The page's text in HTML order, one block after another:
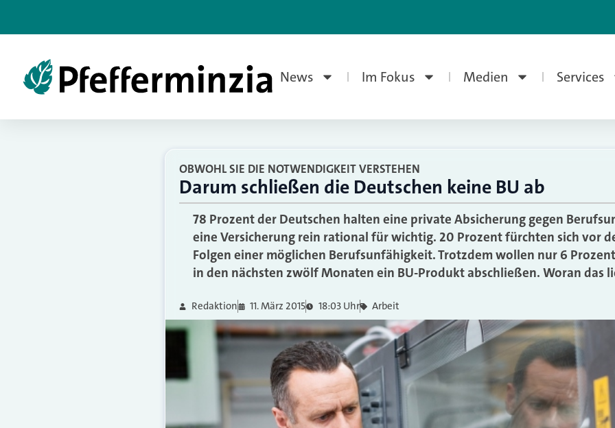
News Im Fokus Medien Services
OBWOHL SIE DIE NOTWENDIGKEIT VERSTEHEN
Darum schließen die Deutschen keine BU ab
78 Prozent der Deutschen halten eine private Absicherung gegen
eine Versicherung rein rational für wichtig. 20 Prozent fürchten sich vor
Folgen einer möglichen Berufsunfähigkeit. Trotzdem wollen nur 6
in den nächsten zwölf Monaten ein BU-Produkt abschließen. Woran das
Redaktion 11. März 2015 18:03 Uhr Arbeit